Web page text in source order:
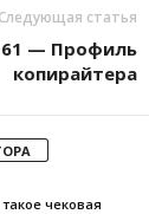
Следующая статья
— Профиль
копирайтера
такое чековая